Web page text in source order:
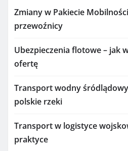
Zmiany w Pakiecie
przewoźnicy
Ubezpieczenia flotowe – jak
ofertę
Transport wodny
polskie rzeki
Transport w logistyce
praktyce